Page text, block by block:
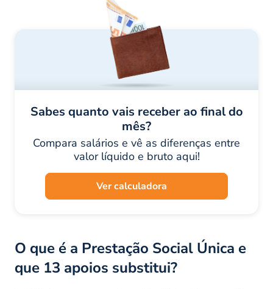
Sabes quanto vais receber ao final do
mês?
Compara salários e vê as diferenças entre
valor líquido e bruto aqui!
Ver calculadora
O que é a Prestação Social Única e
que 13 apoios substitui?